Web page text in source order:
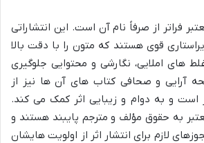
فراتر از صرفاً نام آن است. این انتشاراتی
قوی هستند که متون را با دقت بالا
های املایی، نگارشی و محتوایی جلوگیری
آرایی و صحافی کتاب های آن ها نیز از
است و به دوام و زیبایی اثر کمک می کند.
به حقوق مؤلف و مترجم پایبند هستند و
لازم برای انتشار اثر از اولویت هایشان